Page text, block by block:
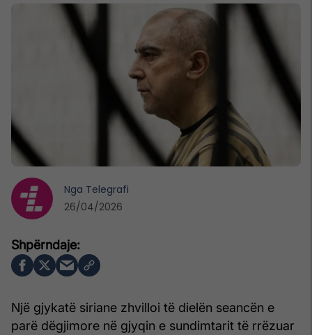
Një gjykatë siriane zhvilloi të dielën seancën e
parë dëgjimore në gjyqin e sundimtarit të rrëzuar
Nga Telegrafi
26/04/2026